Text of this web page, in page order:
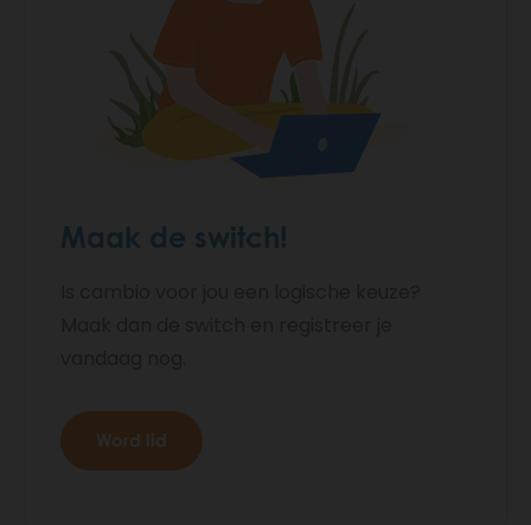
Maak de switch!
Word lid